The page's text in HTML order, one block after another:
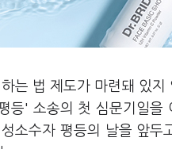
는 법 제도가 마련돼 있
' 소송의 첫 심문기일을
소수자 평등의 날을 앞두